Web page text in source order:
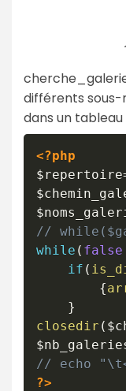
différents
dans un
<?php
$repertoire
//
while ( false
if (
{
}
closedir (
// echo
?>